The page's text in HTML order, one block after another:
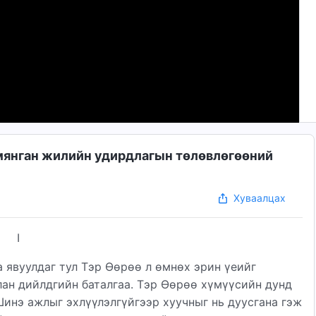
жилийн удирдлагын төлөвлөгөөний
Хуваалцах
I
тул Тэр Өөрөө л өмнөх эрин үеийг
дийлдгийн баталгаа. Тэр Өөрөө хүмүүсийн дунд
ажлыг эхлүүлэлгүйгээр хуучныг нь дуусгана гэж